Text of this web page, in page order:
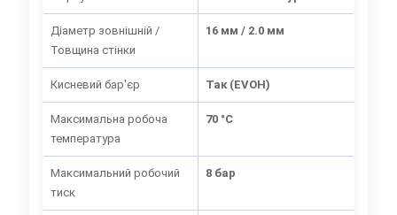
Діаметр зовнішній /
Товщина стінки
16 мм / 2.0 мм
Кисневий бар'єр Так (EVOH)
Максимальна робоча
температура
70 °C
Максимальний робочий
тиск
8 бар